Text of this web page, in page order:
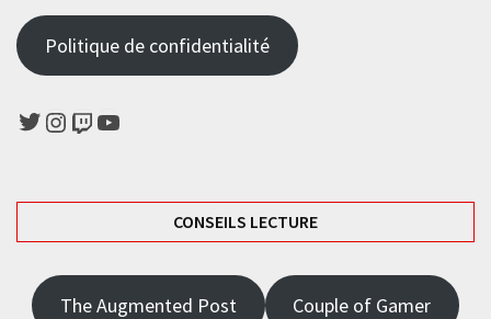
Politique de confidentialité
Twitter
Instagram
TwitchYouTube
CONSEILS LECTURE
The Augmented Post Couple of Gamer